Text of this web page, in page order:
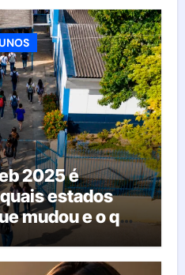
2025 é
estados
mudou e o que
brasileira